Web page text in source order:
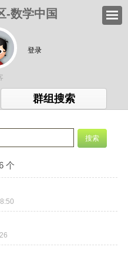
-数学中国
登录
群组搜索
个